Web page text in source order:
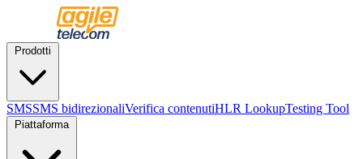
SMSSMS bidirezionaliVerifica contenutiHLR LookupTesting Tool
Piattaforma